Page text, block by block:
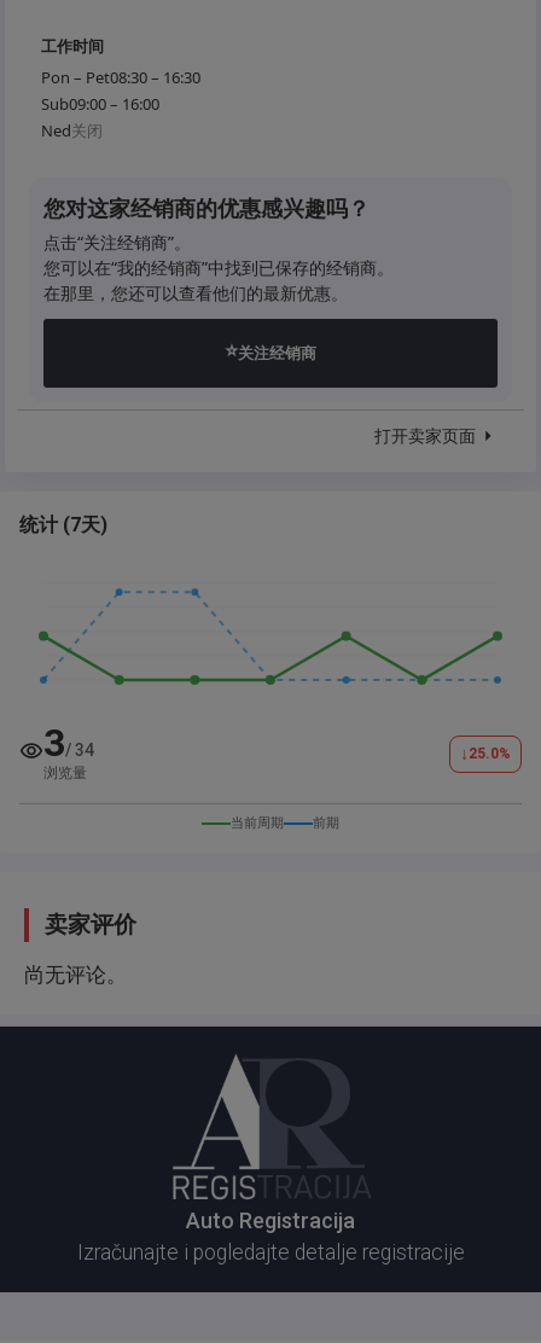
工作时间
Pon – Pet08:30 – 16:30
Sub09:00 – 16:00
Ned关闭
您对这家经销商的优惠感兴趣吗？
点击“关注经销商”。
您可以在“我的经销商”中找到已保存的经销商。
在那里，您还可以查看他们的最新优惠。
⭐关注经销商
打开卖家页面
统计 (7天)
3/34
浏览量
↓ 25.0%
当前周期 前期
卖家评价
尚无评论。
Auto Registracija
Izračunajte i pogledajte detalje registracije